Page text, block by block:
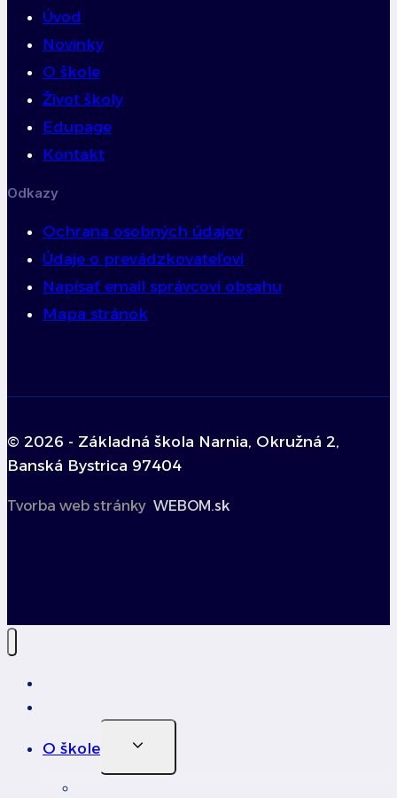
Úvod
Novinky
O škole
Život školy
Edupage
Kontakt
Odkazy
Ochrana osobných údajov
Údaje o prevádzkovateľovi
Napísať email správcovi obsahu
Mapa stránok
© 2026 - Základná škola Narnia, Okružná 2,
Banská Bystrica 97404
Tvorba web stránky WEBOM.sk
O škole
Toggle
Menu